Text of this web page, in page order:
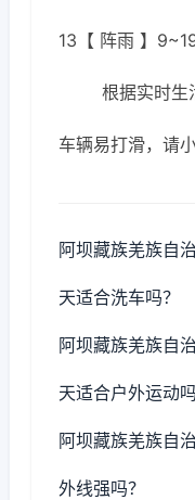
13【 阵雨 】
根据实时生
车辆易打滑，请
阿坝藏族羌族自
天适合洗车吗？
阿坝藏族羌族自
天适合户外运动吗
阿坝藏族羌族自
外线强吗？